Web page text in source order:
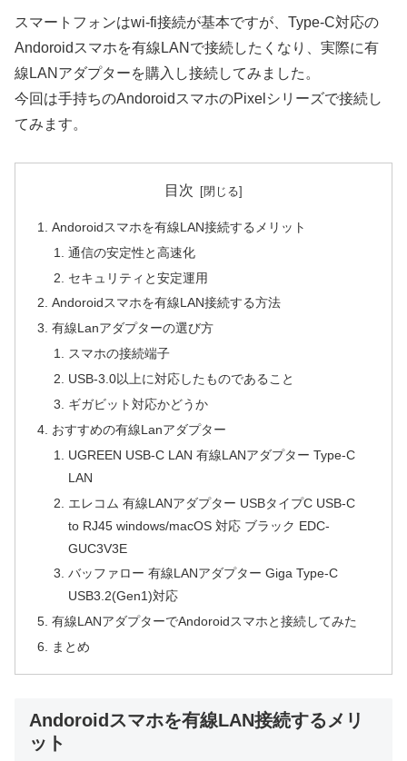
スマートフォンはwi-fi接続が基本ですが、Type-C対応の
Andoroidスマホを有線LANで接続したくなり、実際に有
線LANアダプターを購入し接続してみました。
今回は手持ちのAndoroidスマホのPixelシリーズで接続し
てみます。
目次
Andoroidスマホを有線LAN接続するメリット
通信の安定性と高速化
セキュリティと安定運用
Andoroidスマホを有線LAN接続する方法
有線Lanアダプターの選び方
スマホの接続端子
USB-3.0以上に対応したものであること
ギガビット対応かどうか
おすすめの有線Lanアダプター
UGREEN USB-C LAN 有線LANアダプター Type-C
LAN
エレコム 有線LANアダプター USBタイプC USB-C
to RJ45 windows/macOS 対応 ブラック EDC-
GUC3V3E
バッファロー 有線LANアダプター Giga Type-C
USB3.2(Gen1)対応
有線LANアダプターでAndoroidスマホと接続してみた
まとめ
Andoroidスマホを有線LAN接続するメリ
ット